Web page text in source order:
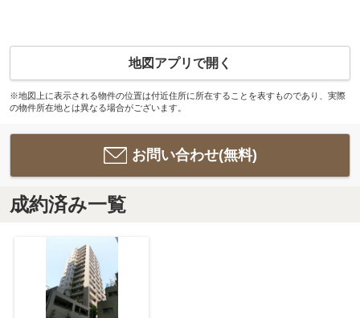
地図アプリで開く
※地図上に表示される物件の位置は付近住所に所在することを表すものであり、実際
の物件所在地とは異なる場合がございます。
お問い合わせ(無料)
成約済み一覧